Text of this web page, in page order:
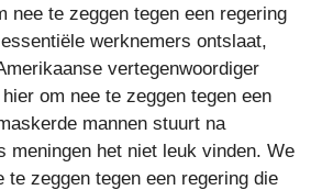
nee te zeggen tegen een regering
werknemers ontslaat,
vertegenwoordiger
hier om nee te zeggen tegen een
mannen stuurt na
meningen het niet leuk vinden. We
te zeggen tegen een regering die